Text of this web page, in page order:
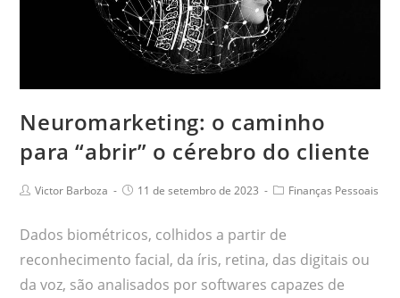
Neuromarketing: o caminho
para “abrir” o cérebro do cliente
Victor Barboza 11 de setembro de 2023 Finanças Pessoais
Dados biométricos, colhidos a partir de
reconhecimento facial, da íris, retina, das digitais ou
da voz, são analisados por softwares capazes de